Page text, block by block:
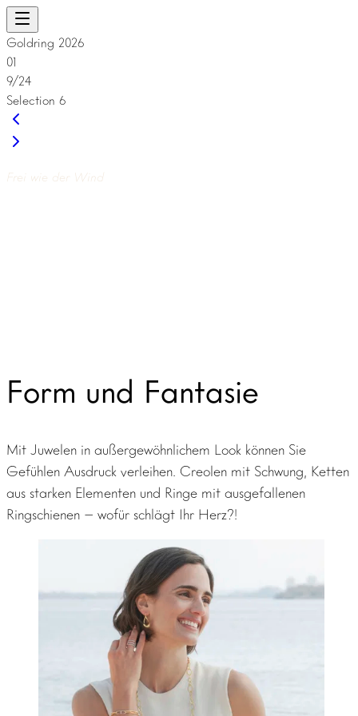
Goldring 2026
01
9/24
Selection 6
Frei wie der Wind
Form und Fantasie
Mit Juwelen in außergewöhnlichem Look können Sie
Gefühlen Ausdruck verleihen. Creolen mit Schwung, Ketten
aus starken Elementen und Ringe mit ausgefallenen
Ringschienen – wofür schlägt Ihr Herz?!